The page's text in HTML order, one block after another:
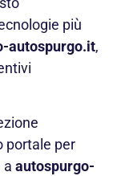
più
autospurgo.it,
portale per
a autospurgo-